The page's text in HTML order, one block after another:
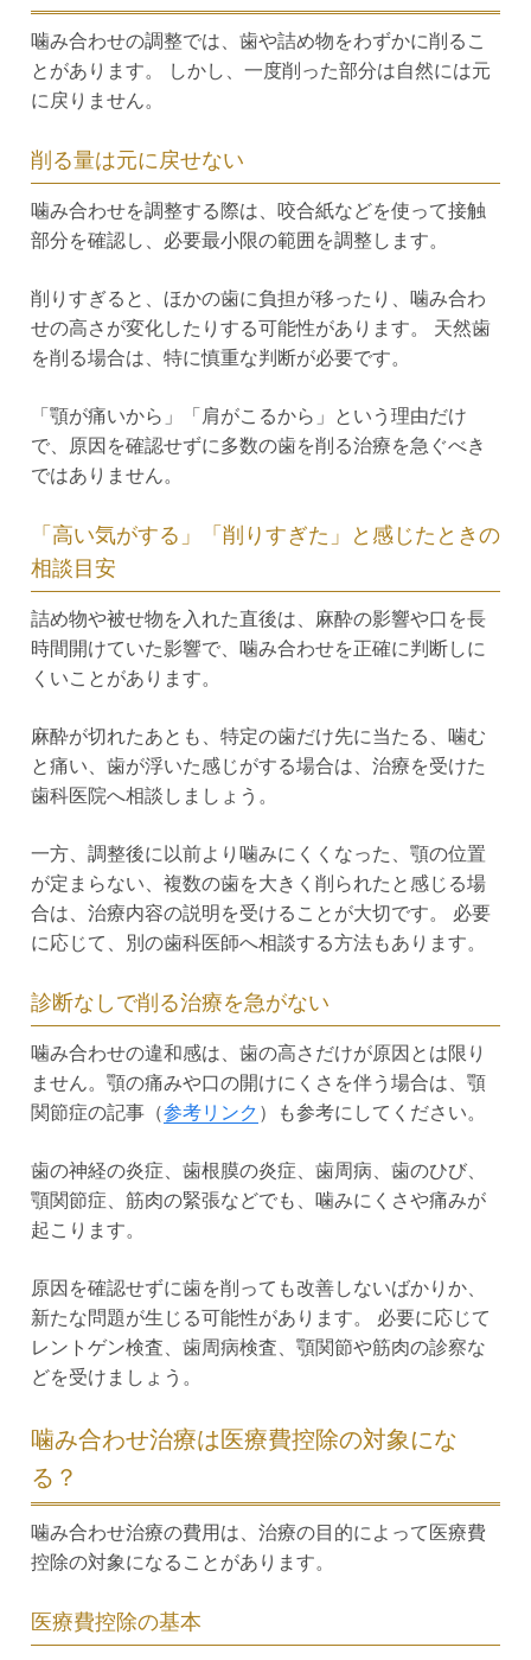
噛み合わせの調整では、歯や詰め物をわずかに削るこ
とがあります。 しかし、一度削った部分は自然には元
に戻りません。
削る量は元に戻せない
噛み合わせを調整する際は、咬合紙などを使って接触
部分を確認し、必要最小限の範囲を調整します。
削りすぎると、ほかの歯に負担が移ったり、噛み合わ
せの高さが変化したりする可能性があります。 天然歯
を削る場合は、特に慎重な判断が必要です。
「顎が痛いから」「肩がこるから」という理由だけ
で、原因を確認せずに多数の歯を削る治療を急ぐべき
ではありません。
「高い気がする」「削りすぎた」と感じたときの
相談目安
詰め物や被せ物を入れた直後は、麻酔の影響や口を長
時間開けていた影響で、噛み合わせを正確に判断しに
くいことがあります。
麻酔が切れたあとも、特定の歯だけ先に当たる、噛む
と痛い、歯が浮いた感じがする場合は、治療を受けた
歯科医院へ相談しましょう。
一方、調整後に以前より噛みにくくなった、顎の位置
が定まらない、複数の歯を大きく削られたと感じる場
合は、治療内容の説明を受けることが大切です。 必要
に応じて、別の歯科医師へ相談する方法もあります。
診断なしで削る治療を急がない
噛み合わせの違和感は、歯の高さだけが原因とは限り
ません。顎の痛みや口の開けにくさを伴う場合は、顎
関節症の記事（参考リンク ）も参考にしてください。
歯の神経の炎症、歯根膜の炎症、歯周病、歯のひび、
顎関節症、筋肉の緊張などでも、噛みにくさや痛みが
起こります。
原因を確認せずに歯を削っても改善しないばかりか、
新たな問題が生じる可能性があります。 必要に応じて
レントゲン検査、歯周病検査、顎関節や筋肉の診察な
どを受けましょう。
噛み合わせ治療は医療費控除の対象にな
る？
噛み合わせ治療の費用は、治療の目的によって医療費
控除の対象になることがあります。
医療費控除の基本